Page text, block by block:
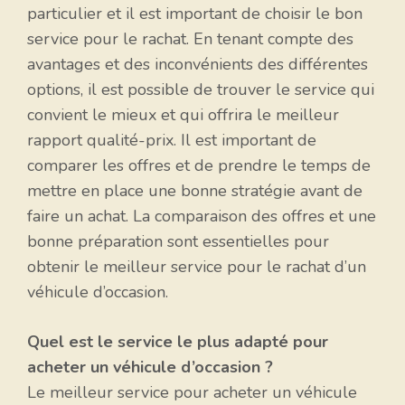
particulier et il est important de choisir le bon
service pour le rachat. En tenant compte des
avantages et des inconvénients des différentes
options, il est possible de trouver le service qui
convient le mieux et qui offrira le meilleur
rapport qualité-prix. Il est important de
comparer les offres et de prendre le temps de
mettre en place une bonne stratégie avant de
faire un achat. La comparaison des offres et une
bonne préparation sont essentielles pour
obtenir le meilleur service pour le rachat d’un
véhicule d’occasion.
Quel est le service le plus adapté pour
acheter un véhicule d’occasion ?
Le meilleur service pour acheter un véhicule